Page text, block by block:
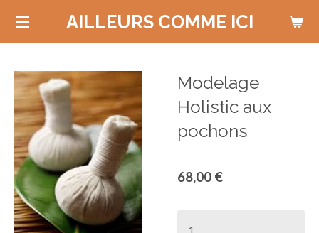
Passer
principal
AILLEURS COMME ICI
Modelage
Holistic aux
pochons
68,00 €
1